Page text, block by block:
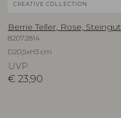
CREATIVE COLLECTION
Berrie Teller, Rose, Steingut
82072814
D20,5xH3 cm
UVP
€ 23,90